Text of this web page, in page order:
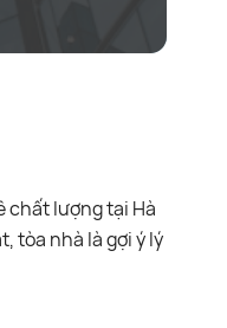
chất lượng tại Hà
tòa nhà là gợi ý lý